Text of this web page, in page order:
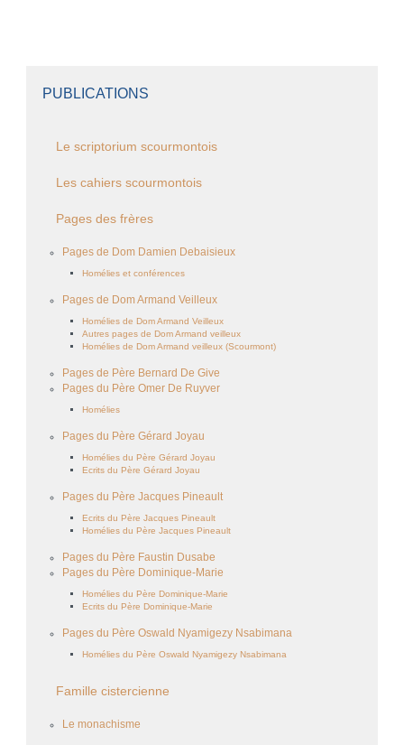
PUBLICATIONS
Le scriptorium scourmontois
Les cahiers scourmontois
Pages des frères
Pages de Dom Damien Debaisieux
Homélies et conférences
Pages de Dom Armand Veilleux
Homélies de Dom Armand Veilleux
Autres pages de Dom Armand veilleux
Homélies de Dom Armand veilleux (Scourmont)
Pages de Père Bernard De Give
Pages du Père Omer De Ruyver
Homélies
Pages du Père Gérard Joyau
Homélies du Père Gérard Joyau
Ecrits du Père Gérard Joyau
Pages du Père Jacques Pineault
Ecrits du Père Jacques Pineault
Homélies du Père Jacques Pineault
Pages du Père Faustin Dusabe
Pages du Père Dominique-Marie
Homélies du Père Dominique-Marie
Ecrits du Père Dominique-Marie
Pages du Père Oswald Nyamigezy Nsabimana
Homélies du Père Oswald Nyamigezy Nsabimana
Famille cistercienne
Le monachisme